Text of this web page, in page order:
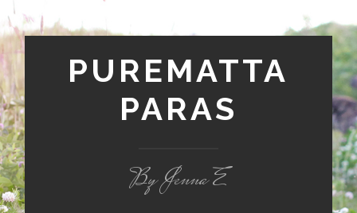
PUREMATTA
PARAS
By Jenna E